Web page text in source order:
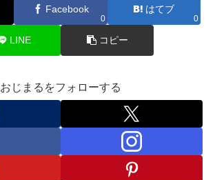
Facebook
0
はてブ
0
LINE コピー
おじまるをフォローする